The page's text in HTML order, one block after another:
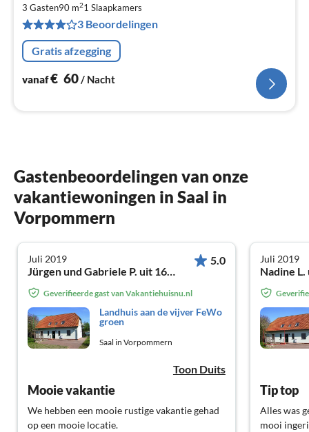
3 Gasten90 m21 Slaapkamers
3 Beoordelingen
Gratis afzegging
vanaf€ 60/ Nacht
Gastenbeoordelingen van onze
vakantiewoningen in Saal in
Vorpommern
Juli 2019
Jürgen und Gabriele P. uit 16928 Pritzwalk
5.0
Geverifieerde gast van Vakantiehuisnu.nl
Landhuis aan de vijver FeWo
groen
Saal in Vorpommern
Toon Duits
Mooie vakantie
We hebben een mooie rustige vakantie gehad
op een mooie locatie.
Juli 2019
Nadine
Tip top
Alles was
mooi